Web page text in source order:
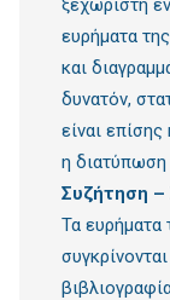
ξεχωριστή
ευρήματα
και
δυνατόν,
είναι
η
Συζήτηση
Τα ευρήματα